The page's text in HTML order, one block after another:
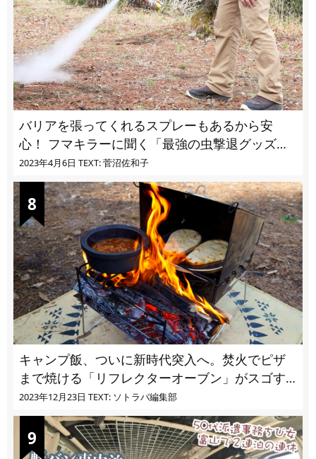
バリアを張ってくれるスプレーもあるから安
心！ フマキラーに聞く「最強の虫撃退グッズ
vol.4」【キャンプサイトで使う虫よけ】
2023年4月6日 TEXT: 菅沼佐和子
キャンプ飯、ついに新時代突入へ。焚火でピザ
まで焼ける「リフレクターオーブン」がスゴす
ぎる
2023年12月23日 TEXT: ソトラバ編集部